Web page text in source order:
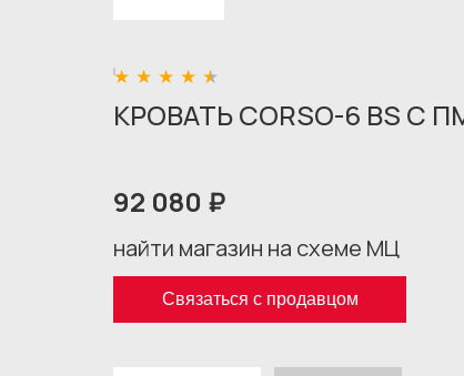
КРОВАТЬ CORSO-6 BS С
92 080 ₽
найти магазин на схеме МЦ
Связаться с продавцом